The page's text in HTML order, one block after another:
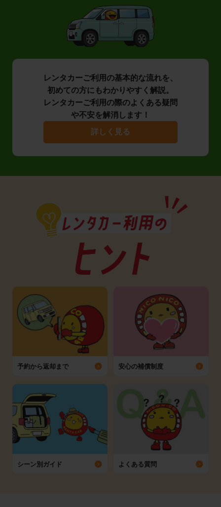
レンタカーご利用の基本的な流れを、
初めての方にもわかりやすく解説。
レンタカーご利用の際のよくある疑問
や不安を解消します！
詳しく見る
予約から返却まで 安心の補償制度
シーン別ガイド よくある質問